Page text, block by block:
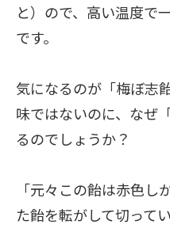
と）ので、高い温度で
です。
気になるのが「梅ぼ志
味ではないのに、なぜ
るのでしょうか？
「元々この飴は赤色し
た飴を転がして切って